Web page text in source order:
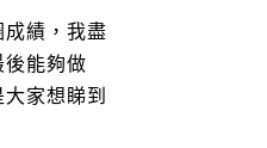
績，我盡
後能夠做
家想睇到